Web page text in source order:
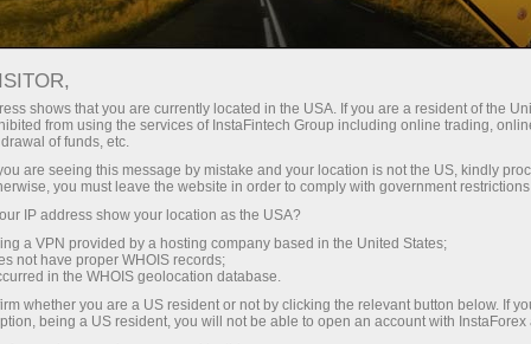
InstaForex bilan siz haqiqatan
ega bo‘lasiz: 1:5000 gacha kredit
yelkasi, bozordagi eng yaxshi
spred va komissiyalardan biri,
shuningdek aksiyalar va indekslar
bilan savdo qilish uchun qulay
shartlar.
Kichik
Har bir depozit uchun
30% bonus
Savdoda
va trassada tezlik
shows that you are currently located in the USA. If you are a resident of the
from using the services of InstaFintech Group including online trading,
of funds, etc.
are seeing this message by mistake and your location is not the US, kindly
you must leave the website in order to comply with government
IP address show your location as the USA?
a VPN provided by a hosting company based in the United States;
not have proper WHOIS records;
in the WHOIS geolocation database.
whether you are a US resident or not by clicking the relevant button below. If
being a US resident, you will not be able to open an account with InstaForex